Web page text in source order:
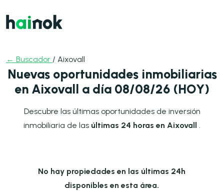
← Buscador / Aixovall
Nuevas oportunidades inmobiliarias
en Aixovall a día 08/08/26 (HOY)
Descubre las últimas oportunidades de inversión
inmobiliaria de las últimas 24 horas en Aixovall
No hay propiedades en las últimas 24h
disponibles en esta área.